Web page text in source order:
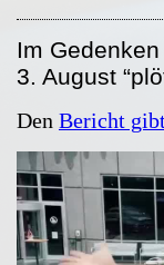
Im
3. August
Den Bericht